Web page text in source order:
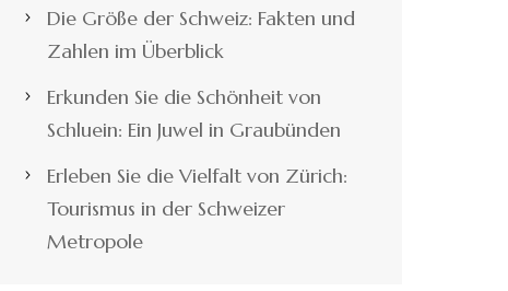
Die Größe der Schweiz: Fakten und
Zahlen im Überblick
Erkunden Sie die Schönheit von
Schluein: Ein Juwel in Graubünden
Erleben Sie die Vielfalt von Zürich:
Tourismus in der Schweizer
Metropole